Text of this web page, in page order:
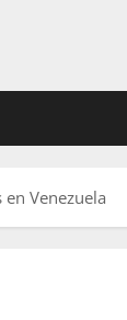
Venezuela